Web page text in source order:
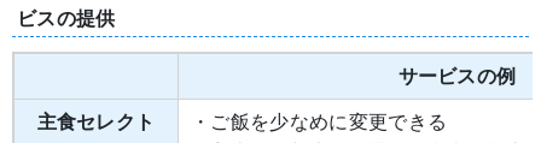
ビスの提供
サービスの例
主食セレクト
・ご飯を少なめに変更できる